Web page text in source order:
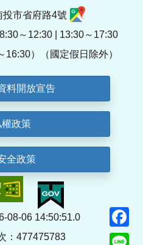
市省府路4號
～12:30 | 13:30～17:30
16:30）（國定假日除外）
料開放宣告
權政策
全政策
08-06 14:50:51.0
：477475783